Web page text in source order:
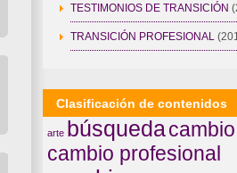
TESTIMONIOS DE TRANSICIÓN
TRANSICIÓN PROFESIONAL
Clasificación de contenidos
arte búsquedacambio
cambio profesional